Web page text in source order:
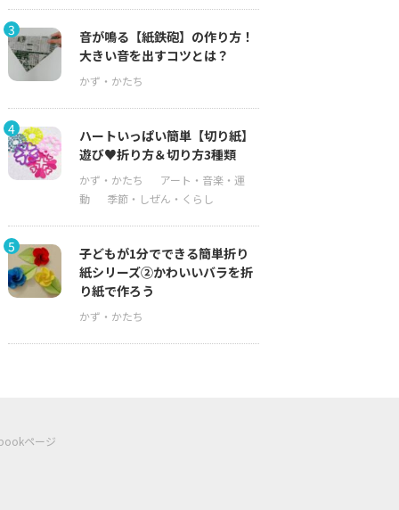
3
音が鳴る【紙鉄砲】の作り方！
大きい音を出すコツとは？
4
ハートいっぱい簡単【切り紙】
遊び♥折り方＆切り方3種類
5
子どもが1分でできる簡単折り
紙シリーズ②かわいいバラを折
り紙で作ろう
ページ